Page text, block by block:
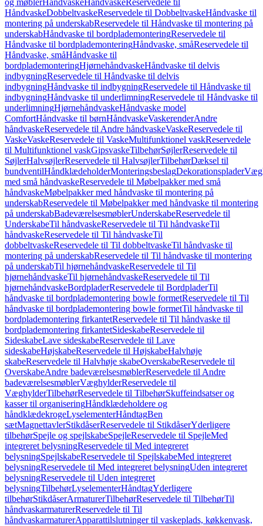
og møblerHåndvaskeHåndvaskeReservedele til
HåndvaskeDobbeltvaskeReservedele til DobbeltvaskeHåndvaske til
montering på underskabReservedele til Håndvaske til montering på
underskabHåndvaske til bordplademonteringReservedele til
Håndvaske til bordplademonteringHåndvaske, småReservedele til
Håndvaske, småHåndvaske til
bordplademonteringHjørnehåndvaskeHåndvaske til delvis
indbygningReservedele til Håndvaske til delvis
indbygningHåndvaske til indbygningReservedele til Håndvaske til
indbygningHåndvaske til underlimningReservedele til Håndvaske til
underlimningHjørnehåndvaskeHåndvaske model
ComfortHåndvaske til børnHåndvaskeVaskerenderAndre
håndvaskeReservedele til Andre håndvaskeVaskeReservedele til
VaskeVaskeReservedele til VaskeMultifunktionel vaskReservedele
til Multifunktionel vaskGipsvaskeTilbehørSøjlerReservedele til
SøjlerHalvsøjlerReservedele til HalvsøjlerTilbehørDæksel til
bundventilHåndklædeholderMonteringsbeslagDekorationsplader
med små håndvaskeReservedele til Møbelpakker med små
håndvaskeMøbelpakker med håndvaske til montering på
underskabReservedele til Møbelpakker med håndvaske til montering
på underskabBadeværelsesmøblerUnderskabeReservedele til
UnderskabeTil håndvaskeReservedele til Til håndvaskeTil
håndvaskeReservedele til Til håndvaskeTil
dobbeltvaskeReservedele til Til dobbeltvaskeTil håndvaske til
montering på underskabReservedele til Til håndvaske til montering
på underskabTil hjørnehåndvaskeReservedele til Til
hjørnehåndvaskeTil hjørnehåndvaskeReservedele til Til
hjørnehåndvaskeBordpladerReservedele til BordpladerTil
håndvaske til bordplademontering bowle formetReservedele til Til
håndvaske til bordplademontering bowle formetTil håndvaske til
bordplademontering firkantetReservedele til Til håndvaske til
bordplademontering firkantetSideskabeReservedele til
SideskabeLave sideskabeReservedele til Lave
sideskabeHøjskabeReservedele til HøjskabeHalvhøje
skabeReservedele til Halvhøje skabeOverskabeReservedele til
OverskabeAndre badeværelsesmøblerReservedele til Andre
badeværelsesmøblerVæghylderReservedele til
VæghylderTilbehørReservedele til TilbehørSkuffeindsatser og
kasser til organiseringHåndklædeholdere og
håndklædekrogeLyselementerHåndtagBen
sætMagnettavlerStikdåserReservedele til StikdåserYderligere
tilbehørSpejle og spejlskabeSpejleReservedele til SpejleMed
integreret belysningReservedele til Med integreret
belysningSpejlskabeReservedele til SpejlskabeMed integreret
belysningReservedele til Med integreret belysningUden integreret
belysningReservedele til Uden integreret
belysningTilbehørLyselementerHåndtagYderligere
tilbehørStikdåserArmaturerTilbehørReservedele til TilbehørTil
håndvaskarmaturerReservedele til Til
håndvaskarmaturerApparattilslutninger til vaskeplads, køkkenvask,